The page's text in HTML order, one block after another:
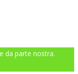
da parte nostra.